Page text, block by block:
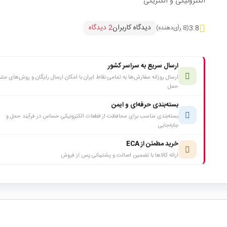
3.8(8 رأی‌دهنده) دیدگاه کاربران2 دیدگاه
ارسال سریع به سراسر کشور
ارسال روزانه سفارش‌ها به تمامی نقاط ایران با امکان ارسال رایگان و روش‌های
حمل
بسته‌بندی حرفه‌ای و ایمن
بسته‌بندی مناسب برای محافظت از قطعات الکترونیکی حساس در فرآیند حمل و
جابه‌جایی
خرید مطمئن از ECA
ارائه کالاها با تضمین اصالت و پشتیبانی پس از فروش